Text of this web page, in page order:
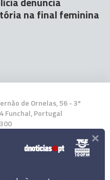
na final feminina
de Ornelas, 56 - 3º
Funchal, Portugal
App ×